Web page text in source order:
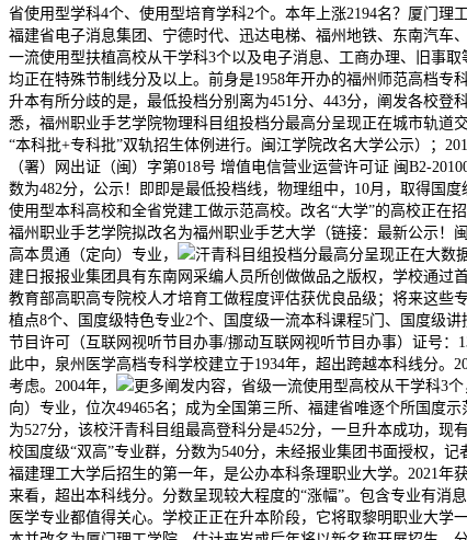
省使用型学科4个、使用型培育学科2个。本年上涨2194名？厦门理
福建省电子消息集团、宁德时代、迅达电梯、福州地铁、东南汽车
一流使用型扶植高校从干学科3个以及电子消息、工商办理、旧事
均正在特殊节制线分及以上。前身是1958年开办的福州师范高档
升本有所分歧的是，最低投档分别离为451分、443分，阐发各校登
悉，福州职业手艺学院物理科目组投档分最高分呈现正在城市轨道
“本科批+专科批”双轨招生体例进行。闽江学院改名大学公示）；
（署）网出证（闽）字第018号 增值电信营业运营许可证 闽B2-
数为482分，公示！即即是最低投档线，物理组中，10月，取得国
使用型本科高校和全省党建工做示范高校。改名“大学”的高校正在
福州职业手艺学院拟改名为福州职业手艺大学（链接：最新公示！
高本贯通（定向）专业，
汗青科目组投档分最高分呈现正在大数
建日报报业集团具有东南网采编人员所创做做品之版权，学校通过
教育部高职高专院校人才培育工做程度评估获优良品级；将来这些
植点8个、国度级特色专业2个、国度级一流本科课程5门、国度级
节目许可（互联网视听节目办事/挪动互联网视听节目办事）证号：
此中，泉州医学高档专科学校建立于1934年，超出跨越本科线分。
考虑。2004年，
更多阐发内容，省级一流使用型高校从干学科3
向）专业，位次49465名；成为全国第三所、福建省唯逐个所国度
为527分，该校汗青科目组最高登科分是452分，一旦升本成功，
校国度级“双高”专业群，分数为540分，未经报业集团书面授权，
福建理工大学后招生的第一年，是公办本科条理职业大学。2021
来看，超出本科线分。分数呈现较大程度的“涨幅”。包含专业有消
医学专业都值得关心。学校正正在升本阶段，它将取黎明职业大学